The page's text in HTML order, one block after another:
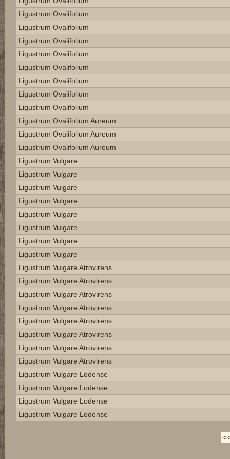
Ligustrum Ovalifolium
Ligustrum Ovalifolium
Ligustrum Ovalifolium
Ligustrum Ovalifolium
Ligustrum Ovalifolium
Ligustrum Ovalifolium
Ligustrum Ovalifolium
Ligustrum Ovalifolium
Ligustrum Ovalifolium Aureum
Ligustrum Ovalifolium Aureum
Ligustrum Ovalifolium Aureum
Ligustrum Vulgare
Ligustrum Vulgare
Ligustrum Vulgare
Ligustrum Vulgare
Ligustrum Vulgare
Ligustrum Vulgare
Ligustrum Vulgare
Ligustrum Vulgare
Ligustrum Vulgare Atrovirens
Ligustrum Vulgare Atrovirens
Ligustrum Vulgare Atrovirens
Ligustrum Vulgare Atrovirens
Ligustrum Vulgare Atrovirens
Ligustrum Vulgare Atrovirens
Ligustrum Vulgare Atrovirens
Ligustrum Vulgare Atrovirens
Ligustrum Vulgare Lodense
Ligustrum Vulgare Lodense
Ligustrum Vulgare Lodense
Ligustrum Vulgare Lodense
<<